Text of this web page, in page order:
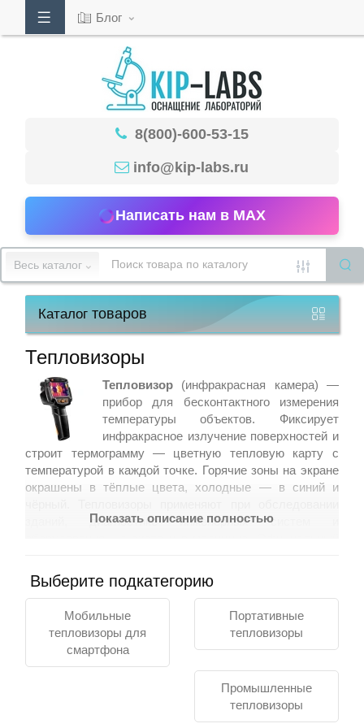
53-
15
работы
Контакты
Блог
8(800)-600-53-15
info@kip-labs.ru
Написать нам в MAX
Весь каталог
Каталогтоваров
Тепловизоры
Тепловизор (инфракрасная камера) —
прибор для бесконтактного измерения
температуры объектов. Фиксирует
инфракрасное излучение поверхностей и
строит термограмму — цветную тепловую карту с
температурой в каждой точке. Горячие зоны на экране
окрашены в тёплые цвета, холодные — в синий и
зданий, диагностике инженерных систем и
Доставка по всем регионам России.
Что такое тепловизор: принцип
работы
Каждый объект с температурой выше абсолютного
нуля испускает инфракрасное излучение. Матрица
тепловизора улавливает его и преобразует в цифровой
сигнал. Блок обработки строит из сигнала термограмму
— тепловую карту, где каждый пиксель соответствует
Показать описание полностью
Выберите подкатегорию
Мобильные
тепловизоры для
смартфона
Портативные
тепловизоры
Промышленные
тепловизоры